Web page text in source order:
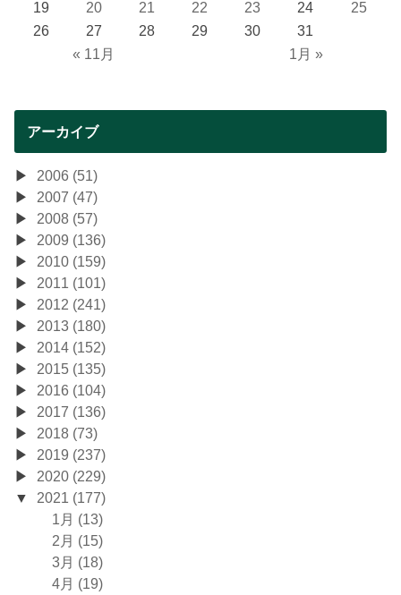
« 11月 1月 »
19
20 21 22 23 24
25
26
27 28 29 30 31
アーカイブ
2006 (51)
2007 (47)
2008 (57)
2009 (136)
2010 (159)
2011 (101)
2012 (241)
2013 (180)
2014 (152)
2015 (135)
2016 (104)
2017 (136)
2018 (73)
2019 (237)
2020 (229)
2021 (177)
1月 (13)
2月 (15)
3月 (18)
4月 (19)